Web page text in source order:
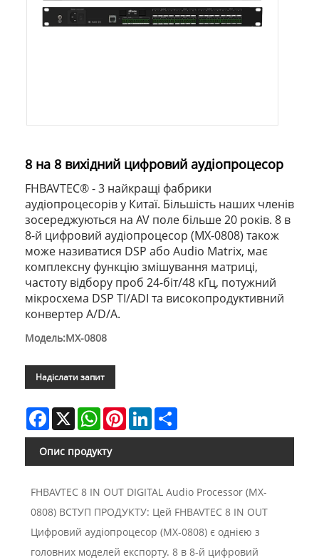
8 на 8 вихідний цифровий аудіопроцесор
FHBAVTEC® - 3 найкращі фабрики
аудіопроцесорів у Китаї. Більшість наших членів
зосереджуються на AV поле більше 20 років. 8 в
8-й цифровий аудіопроцесор (MX-0808) також
може називатися DSP або Audio Matrix, має
комплексну функцію змішування матриці,
частоту відбору проб 24-біт/48 кГц, потужний
мікросхема DSP TI/ADI та високопродуктивний
конвертер A/D/A.
Модель:MX-0808
Надіслати запит
Facebook
X WhatsAppPinterestLinkedIn
Опис продукту
FHBAVTEC 8 IN OUT DIGITAL Audio Processor (MX-
0808) ВСТУП ПРОДУКТУ: Цей FHBAVTEC 8 IN OUT
Цифровий аудіопроцесор (MX-0808) є однією з
головних моделей експорту. 8 в 8-й цифровий